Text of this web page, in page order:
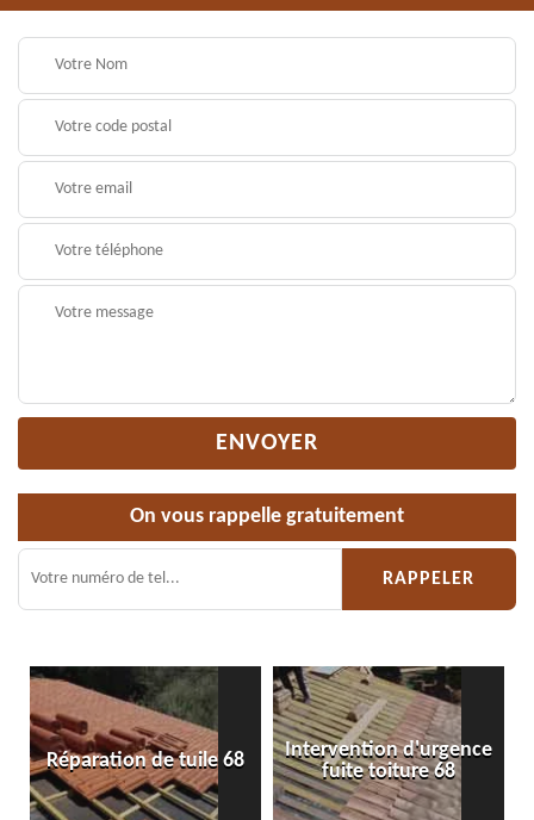
On vous rappelle gratuitement
Intervention d'urgence
fuite toiture 68
Bâchage de toiture 68